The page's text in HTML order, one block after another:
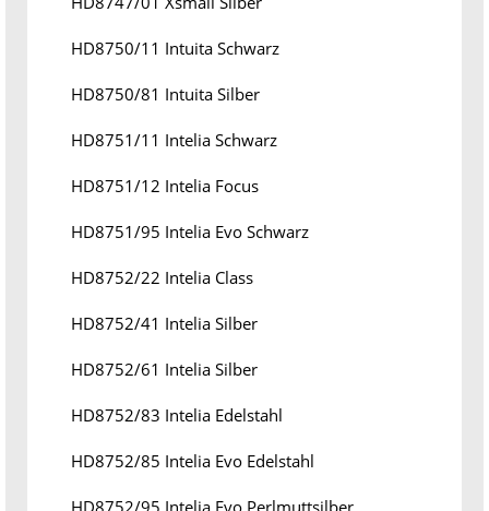
HD8750/11 Intuita Schwarz
HD8750/81 Intuita Silber
HD8751/11 Intelia Schwarz
HD8751/12 Intelia Focus
HD8751/95 Intelia Evo Schwarz
HD8752/22 Intelia Class
HD8752/41 Intelia Silber
HD8752/61 Intelia Silber
HD8752/83 Intelia Edelstahl
HD8752/85 Intelia Evo Edelstahl
HD8752/95 Intelia Evo Perlmuttsilber